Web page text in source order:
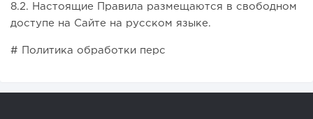
8.2. Настоящие Правила размещаются в свободном
доступе на Сайте на русском языке.
# Политика обработки перс